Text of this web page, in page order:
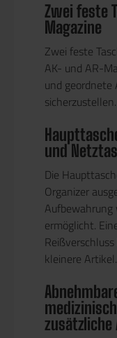
Zwei feste
Magazine
Zwei feste
AK- und AR-
und geordnete
sicherzustellen.
und
Die
Organizer
Aufbewahrung
ermöglicht.
kleinere Artikel.